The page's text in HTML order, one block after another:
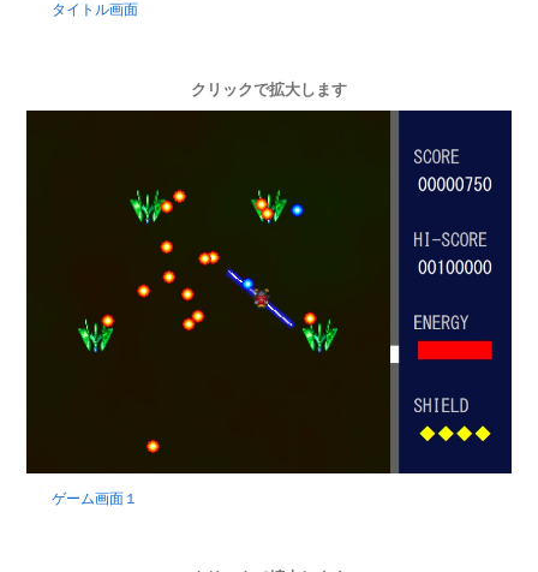
タイトル画面
クリックで拡大します
ゲーム画面１